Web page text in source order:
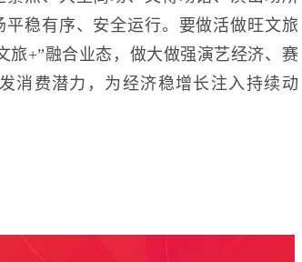
稳有序、安全运行。要做活做旺文旅
旅+”融合业态，做大做强演艺经济、赛
消费潜力，为经济稳增长注入持续动